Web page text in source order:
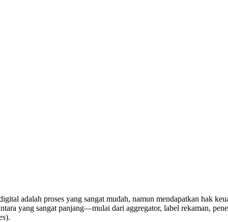
adalah proses yang sangat mudah, namun mendapatkan hak
yang sangat panjang—mulai dari aggregator, label rekaman,
).